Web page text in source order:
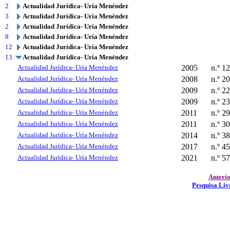
2
Actualidad Jurídica- Uría Menéndez
3
Actualidad Jurídica- Uría Menéndez
2
Actualidad Jurídica- Uría Menéndez
8
Actualidad Jurídica- Uría Menéndez
12
Actualidad Jurídica- Uría Menéndez
13
Actualidad Jurídica- Uría Menéndez
Actualidad Jurídica- Uría Menéndez
2005 n.º 12
Actualidad Jurídica- Uría Menéndez 2008 n.º 20
Actualidad Jurídica- Uría Menéndez 2009 n.º 22
Actualidad Jurídica- Uría Menéndez 2009 n.º 23
Actualidad Jurídica- Uría Menéndez 2011 n.º 29
Actualidad Jurídica- Uría Menéndez 2011 n.º 30
Actualidad Jurídica- Uría Menéndez 2014 n.º 38
Actualidad Jurídica- Uría Menéndez 2017 n.º 45
Actualidad Jurídica- Uría Menéndez 2021 n.º 57
Pesquisa